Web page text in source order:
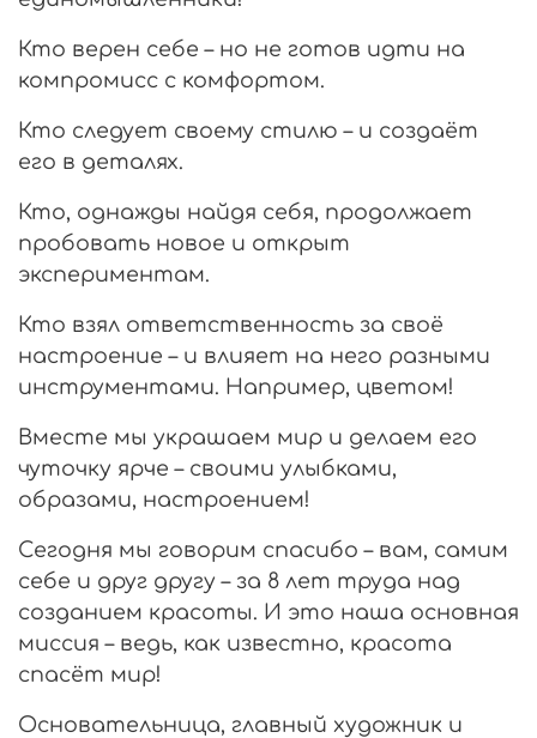
Кто верен себе – но не готов идти на
компромисс с комфортом.
Кто следует своему стилю – и создаёт
его в деталях.
Кто, однажды найдя себя, продолжает
пробовать новое и открыт
экспериментам.
Кто взял ответственность за своё
настроение – и влияет на него разными
инструментами. Например, цветом!
Вместе мы украшаем мир и делаем его
чуточку ярче – своими улыбками,
образами, настроением!
Сегодня мы говорим спасибо – вам, самим
себе и друг другу – за 8 лет труда над
созданием красоты. И это наша основная
миссия – ведь, как известно, красота
спасёт мир!
Основательница, главный художник и